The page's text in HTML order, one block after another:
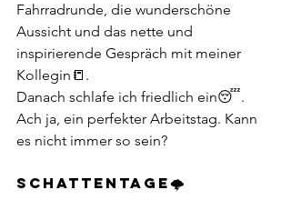
Fahrradrunde, die wunderschöne
Aussicht und das nette und
inspirierende Gespräch mit meiner
Kollegin📒.
Danach schlafe ich friedlich ein😴.
Ach ja, ein perfekter Arbeitstag. Kann
es nicht immer so sein?
SCHATTENTAGE🌩️